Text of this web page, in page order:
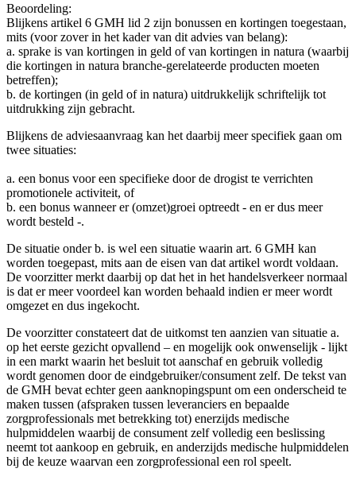
Beoordeling:
Blijkens artikel 6 GMH lid 2 zijn bonussen en kortingen toegestaan,
mits (voor zover in het kader van dit advies van belang):
a. sprake is van kortingen in geld of van kortingen in natura (waarbij
die kortingen in natura branche-gerelateerde producten moeten
betreffen);
b. de kortingen (in geld of in natura) uitdrukkelijk schriftelijk tot
uitdrukking zijn gebracht.
Blijkens de adviesaanvraag kan het daarbij meer specifiek gaan om
twee situaties:
a. een bonus voor een specifieke door de drogist te verrichten
promotionele activiteit, of
b. een bonus wanneer er (omzet)groei optreedt - en er dus meer
wordt besteld -.
De situatie onder b. is wel een situatie waarin art. 6 GMH kan
worden toegepast, mits aan de eisen van dat artikel wordt voldaan.
De voorzitter merkt daarbij op dat het in het handelsverkeer normaal
is dat er meer voordeel kan worden behaald indien er meer wordt
omgezet en dus ingekocht.
De voorzitter constateert dat de uitkomst ten aanzien van situatie a.
op het eerste gezicht opvallend – en mogelijk ook onwenselijk - lijkt
in een markt waarin het besluit tot aanschaf en gebruik volledig
wordt genomen door de eindgebruiker/consument zelf. De tekst van
de GMH bevat echter geen aanknopingspunt om een onderscheid te
maken tussen (afspraken tussen leveranciers en bepaalde
zorgprofessionals met betrekking tot) enerzijds medische
hulpmiddelen waarbij de consument zelf volledig een beslissing
neemt tot aankoop en gebruik, en anderzijds medische hulpmiddelen
bij de keuze waarvan een zorgprofessional een rol speelt.